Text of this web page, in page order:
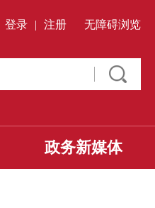
登录 | 注册 无障碍浏览
政务新媒体